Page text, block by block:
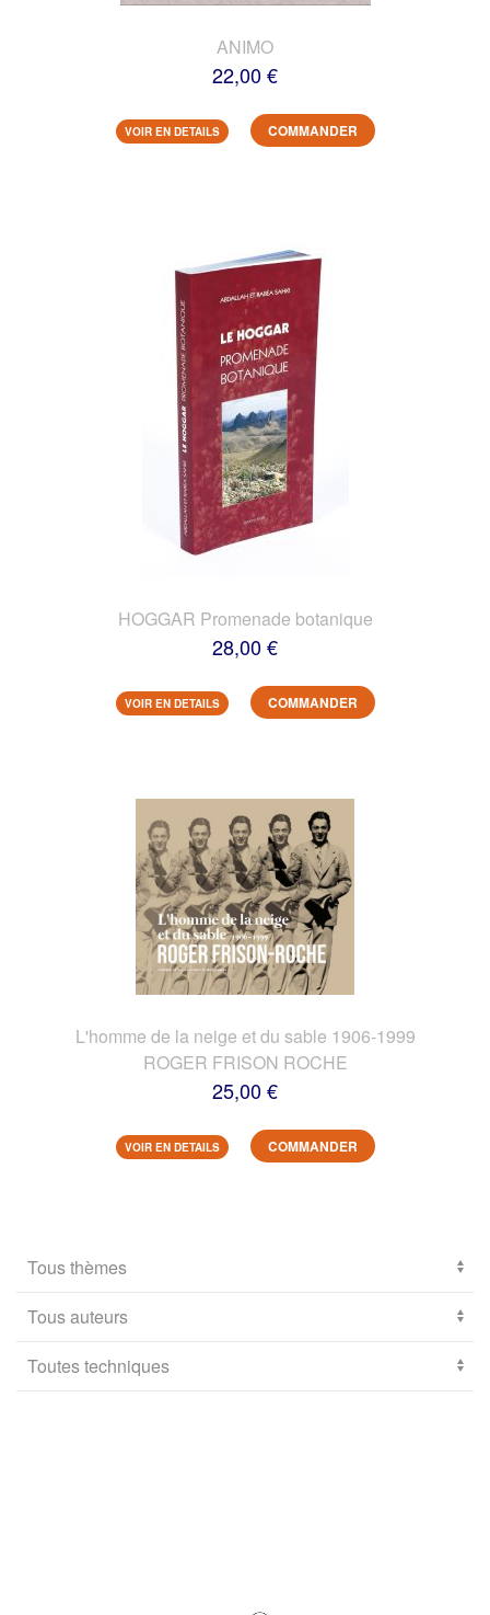
ANIMO
22,00 €
VOIR EN DETAILS COMMANDER
HOGGAR Promenade botanique
28,00 €
VOIR EN DETAILS COMMANDER
L'homme de la neige et du sable 1906-1999
ROGER FRISON ROCHE
25,00 €
VOIR EN DETAILS COMMANDER